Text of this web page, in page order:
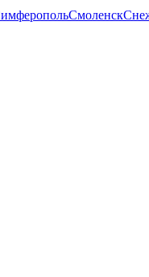
Смоленск